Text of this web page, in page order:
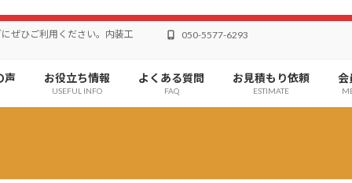
ぜひご利用ください。内装工
050-5577-6293
声 お役立ち情報
USEFUL INFO
よくある質問
FAQ
お見積もり依頼
ESTIMATE
会